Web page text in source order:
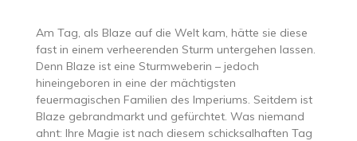
Am Tag, als Blaze auf die Welt kam, hätte sie diese
fast in einem verheerenden Sturm untergehen lassen.
Denn Blaze ist eine Sturmweberin – jedoch
hineingeboren in eine der mächtigsten
feuermagischen Familien des Imperiums. Seitdem ist
Blaze gebrandmarkt und gefürchtet. Was niemand
ahnt: Ihre Magie ist nach diesem schicksalhaften Tag